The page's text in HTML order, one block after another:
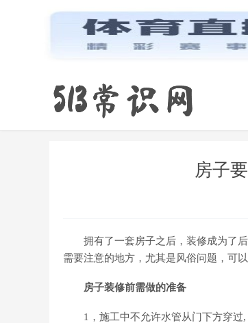
房子
拥有了一套房子之后，装修成为了后
需要注意的地方，尤其是风俗问题，可
房子装修前需做的准备
1，施工中不允许水管从门下方穿过,